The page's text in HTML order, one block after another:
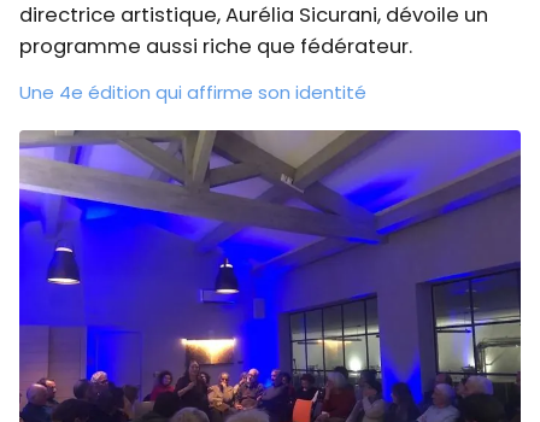
directrice artistique, Aurélia Sicurani, dévoile un
programme aussi riche que fédérateur.
Une 4e édition qui affirme son identité